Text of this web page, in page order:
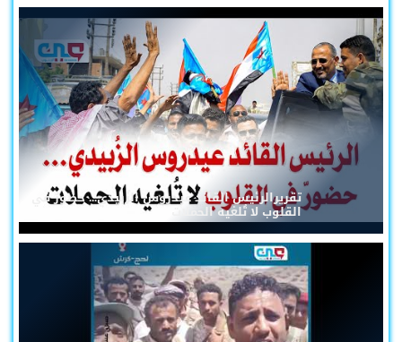
تقريرالرئيس القائد عيدروس الزُبيدي... حضورٌ في
القلوب لا تُلغيه الحملات